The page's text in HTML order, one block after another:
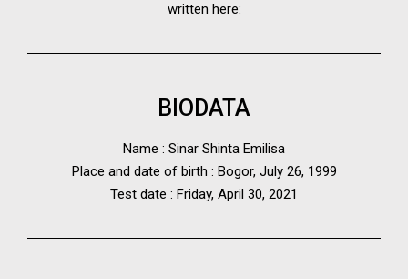
written here:
BIODATA
Name : Sinar Shinta Emilisa
Place and date of birth : Bogor, July 26, 1999
Test date : Friday, April 30, 2021